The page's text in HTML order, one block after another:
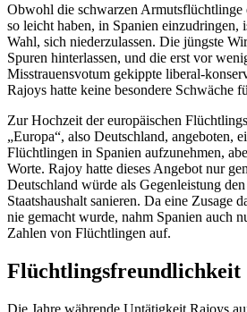
Obwohl die schwarzen Armutsflüchtlinge
so leicht haben, in Spanien einzudringen,
Wahl, sich niederzulassen. Die jüngste
Spuren hinterlassen, und die erst vor
Misstrauensvotum gekippte liberal-
Rajoys hatte keine besondere Schwäche
Zur Hochzeit der europäischen
„Europa“, also Deutschland, angeboten,
Flüchtlingen in Spanien aufzunehmen,
Worte. Rajoy hatte dieses Angebot nur
Deutschland würde als Gegenleistung
Staatshaushalt sanieren. Da eine Zusage
nie gemacht wurde, nahm Spanien auch
Zahlen von Flüchtlingen auf.
Flüchtlingsfreundlichkeit
Die Jahre währende Untätigkeit Rajoys